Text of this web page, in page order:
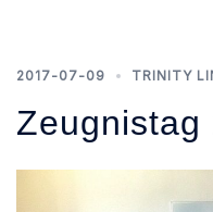
2017-07-09 TRINITY
Zeugnistag